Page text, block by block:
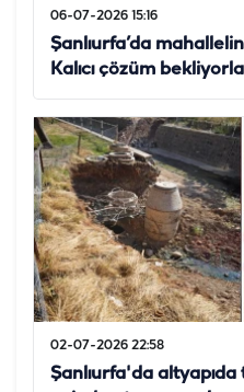
06-07-2026 15:16
Şanlıurfa’da
Kalıcı çözüm
02-07-2026 22:58
Şanlıurfa'da